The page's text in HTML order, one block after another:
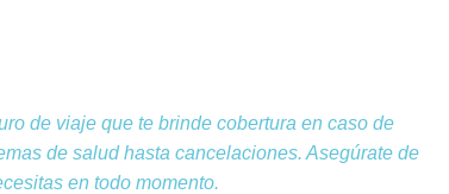
de viaje que te brinde cobertura en caso de
de salud hasta cancelaciones. Asegúrate de
en todo momento.